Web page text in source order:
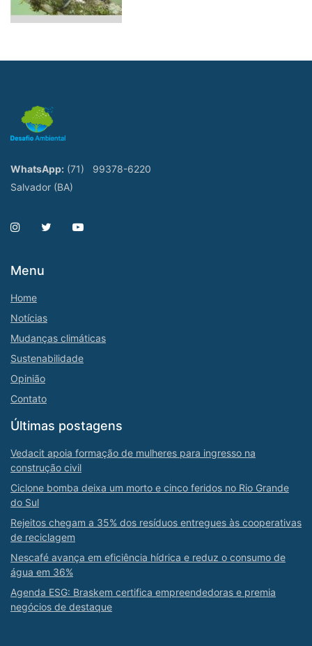
WhatsApp: (71)
99378-6220
Salvador (BA)
Menu
Home
Notícias
Mudanças climáticas
Sustenabilidade
Opinião
Contato
Últimas postagens
Vedacit apoia formação de mulheres para ingresso na
construção civil
Ciclone bomba deixa um morto e cinco feridos no Rio Grande
do Sul
Rejeitos chegam a 35% dos resíduos entregues às cooperativas
de reciclagem
Nescafé avança em eficiência hídrica e reduz o consumo de
água em 36%
Agenda ESG: Braskem certifica empreendedoras e premia
negócios de destaque